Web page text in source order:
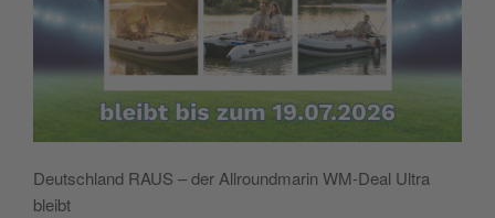
Deutschland RAUS – der Allroundmarin WM-Deal Ultra
bleibt